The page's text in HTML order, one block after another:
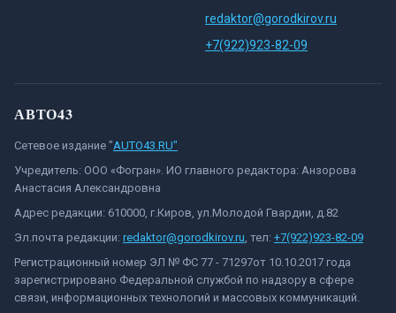
redaktor@gorodkirov.ru
+7(922)923-82-09
АВТО43
Сетевое издание "AUTO43.RU"
Учредитель: ООО «Фогран». ИО главного редактора: Анзорова
Анастасия Александровна
Адрес редакции: 610000, г.Киров, ул.Молодой Гвардии, д.82
Эл.почта редакции: redaktor@gorodkirov.ru, тел: +7(922)923-82-09
Регистрационный номер ЭЛ № ФС 77 - 71297от 10.10.2017 года
зарегистрировано Федеральной службой по надзору в сфере
связи, информационных технологий и массовых коммуникаций.